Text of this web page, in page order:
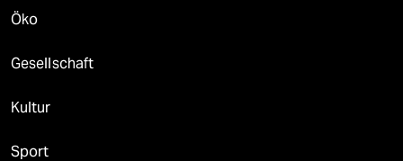
Öko
Gesellschaft
Kultur
Sport